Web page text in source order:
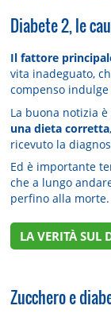
Diabete 2, le
Il fattore
vita inadeguato,
compenso
La buona notizia
una dieta corretta
ricevuto la
Ed è importante
che a lungo
perfino alla morte.
LA VERITÀ SUL
Zucchero e